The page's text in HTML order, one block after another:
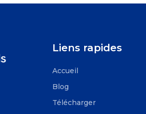
Liens rapides
Accueil
Blog
Télécharger